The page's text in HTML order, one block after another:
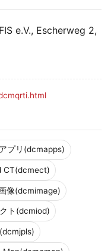
プリ(dcmapps)
CT(dcmect)
像(dcmimage)
ト(dcmiod)
e.V., Escherweg 2,